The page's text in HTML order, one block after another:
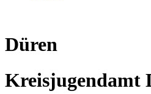
Düren
Kreisjugendamt